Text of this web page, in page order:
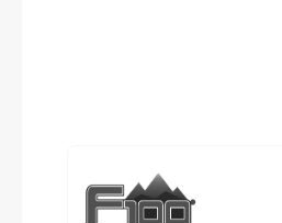
Hinterbauständer